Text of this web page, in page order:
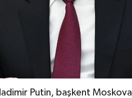
Putin, başkent